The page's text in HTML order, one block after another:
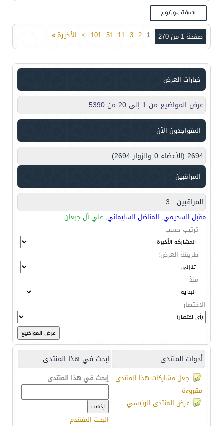
صفحة 1 من 270 1
2
3
11
51
101
> الأخيرة»
خيارات العرض
عرض المواضيع من 1 إلى 20 من 5390
المتواجدون الآن
2694 (الأعضاء 0 والزوار 2694)
المراقبين
المراقبين : 3
مقبل السحيمي, المناضل السليماني, علي آل جبعان
ترتيب حسب
طريقة العرض:
منذ
الاختصار
أدوات المنتدى إبحث في هذا المنتدى
جعل مشاركات هذا المنتدى
مقروءة
عرض المنتدى الرئيسي
إبحث في هذا المنتدى :
البحث المتقدم